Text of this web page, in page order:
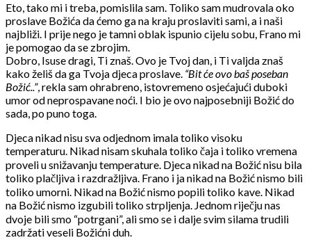
Eto, tako mi i treba, pomislila sam. Toliko sam mudrovala oko
proslave Božića da ćemo ga na kraju proslaviti sami, a i naši
najbliži. I prije nego je tamni oblak ispunio cijelu sobu, Frano mi
je pomogao da se zbrojim.
Dobro, Isuse dragi, Ti znaš. Ovo je Tvoj dan, i Ti valjda znaš
kako želiš da ga Tvoja djeca proslave. “Bit će ovo baš poseban
Božić..”, rekla sam ohrabreno, istovremeno osjećajući duboki
umor od neprospavane noći. I bio je ovo najposebniji Božić do
sada, po puno toga.
Djeca nikad nisu sva odjednom imala toliko visoku
temperaturu. Nikad nisam skuhala toliko čaja i toliko vremena
proveli u snižavanju temperature. Djeca nikad na Božić nisu bila
toliko plačljiva i razdražljiva. Frano i ja nikad na Božić nismo bili
toliko umorni. Nikad na Božić nismo popili toliko kave. Nikad
na Božić nismo izgubili toliko strpljenja. Jednom riječju nas
dvoje bili smo “potrgani”, ali smo se i dalje svim silama trudili
zadržati veseli Božićni duh.